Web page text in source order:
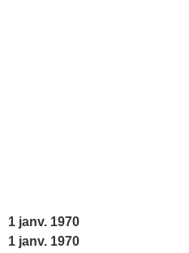
1 janv. 1970
1 janv. 1970